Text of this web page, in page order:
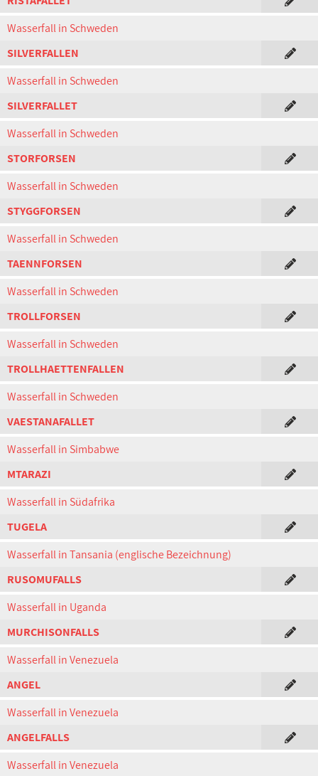
Wasserfall in Schweden
SILVERFALLEN
Wasserfall in Schweden
SILVERFALLET
Wasserfall in Schweden
STORFORSEN
Wasserfall in Schweden
STYGGFORSEN
Wasserfall in Schweden
TAENNFORSEN
Wasserfall in Schweden
TROLLFORSEN
Wasserfall in Schweden
TROLLHAETTENFALLEN
Wasserfall in Schweden
VAESTANAFALLET
Wasserfall in Simbabwe
MTARAZI
Wasserfall in Südafrika
TUGELA
Wasserfall in Tansania (englische Bezeichnung)
RUSOMUFALLS
Wasserfall in Uganda
MURCHISONFALLS
Wasserfall in Venezuela
ANGEL
Wasserfall in Venezuela
ANGELFALLS
Wasserfall in Venezuela